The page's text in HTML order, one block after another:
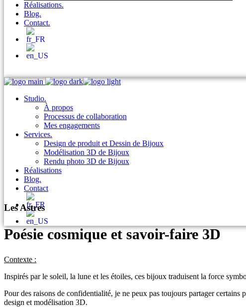
Réalisations.
Blog.
Contact.
Studio.
À propos
Processus de collaboration
Mes engagements
Services.
Design de produit et Dessin de Bijoux
Modélisation 3D de Bijoux
Rendu photo 3D de Bijoux
Réalisations
Blog.
Contact
Les Astres
Poésie cosmique et savoir-faire 3D
Contexte :
Inspirés par le soleil, la lune et les étoiles, ces bijoux traduisent la force
Pour des raisons de confidentialité, je ne peux pas toujours partager
design et modélisation 3D.